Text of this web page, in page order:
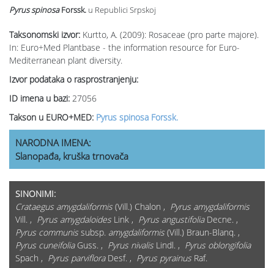
Taksonomski izvor: Kurtto, A. (2009): Rosaceae (pro parte majore).
In: Euro+Med Plantbase - the information resource for Euro-
Mediterranean plant diversity.
Izvor podataka o rasprostranjenju:
ID imena u bazi: 27056
Takson u EURO+MED: Pyrus spinosa Forssk.
Pyrus spinosaForssk. u Republici Srpskoj
NARODNA IMENA:
Slanopađa, kruška trnovača
SINONIMI:
Crataegus amygdaliformis (Vill.) Chalon , Pyrus amygdaliformis
Vill. , Pyrus amygdaloides Link , Pyrus angustifoliaDecne. ,
Pyrus communis subsp. amygdaliformis (Vill.) Braun-Blanq. ,
Pyrus cuneifoliaGuss. , Pyrus nivalis Lindl. , Pyrus oblongifolia
Spach , Pyrus parvifloraDesf. , Pyrus pyrainus Raf.